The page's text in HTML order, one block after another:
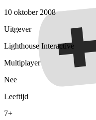
10 oktober 2008
Uitgever
Lighthouse Interactive
Multiplayer
Nee
Leeftijd
7+